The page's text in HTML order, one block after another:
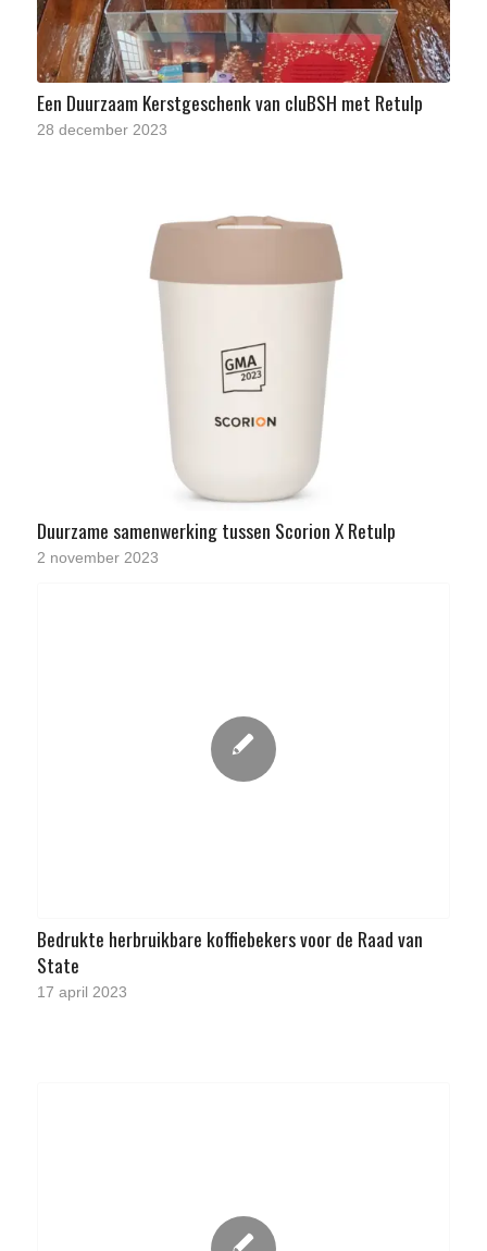
Een Duurzaam Kerstgeschenk van cluBSH met Retulp
28 december 2023
Duurzame samenwerking tussen Scorion X Retulp
2 november 2023
Bedrukte herbruikbare koffiebekers voor de Raad van
State
17 april 2023